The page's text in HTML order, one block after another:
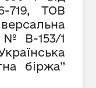
719, ТОВ
№ В-153/1
біржа”